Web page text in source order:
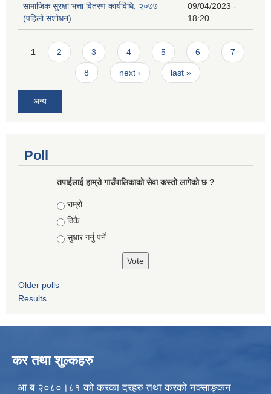
सामाजिक सुरक्षा भत्ता वितरण कार्यविधि, २०७७
(पहिलो संशोधन)
09/04/2023 -
18:20
Pages
1 2 3 4 5 6 7
8 next › last »
अन्य
Poll
तपाईलाई हाम्राे गाउँपालिकाको सेवा कस्तो लागेको छ ?
Choices
राम्रो
ठिकै
सुधार गर्नु पर्ने
Older polls
Results
कर तथा शुल्कहरु
आ ब २०८०।८१ को करका दरहरु तथा करको नक्साङ्कन